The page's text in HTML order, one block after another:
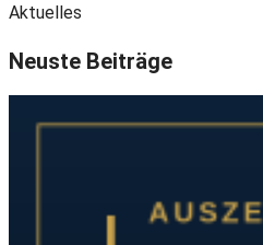
Aktuelles
Neuste Beiträge